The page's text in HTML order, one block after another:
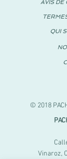
© 2018
AVIS DE
QUI
Vinaroz,